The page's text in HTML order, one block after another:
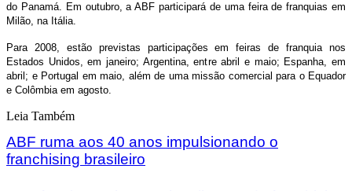
do Panamá. Em outubro, a ABF participará de uma feira de franquias em
Milão, na Itália.
Para 2008, estão previstas participações em feiras de franquia nos
Estados Unidos, em janeiro; Argentina, entre abril e maio; Espanha, em
abril; e Portugal em maio, além de uma missão comercial para o Equador
e Colômbia em agosto.
Leia Também
ABF ruma aos 40 anos impulsionando o
franchising brasileiro